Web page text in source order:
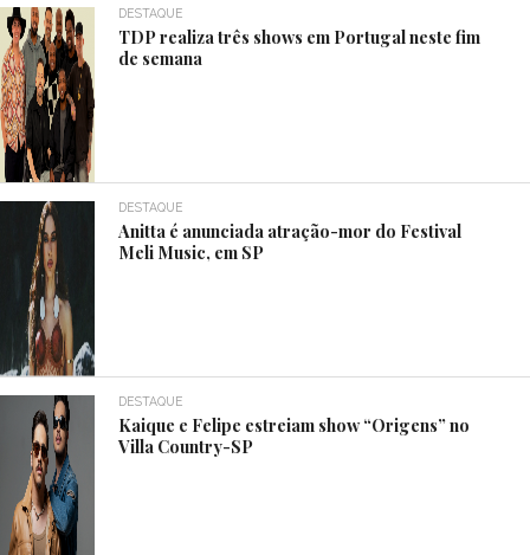
DESTAQUE
TDP realiza três shows em Portugal neste fim
de semana
DESTAQUE
Anitta é anunciada atração-mor do Festival
Meli Music, em SP
DESTAQUE
Kaique e Felipe estreiam show “Origens” no
Villa Country-SP